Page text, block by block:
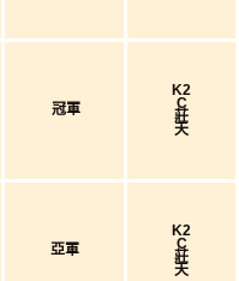
冠軍
K2
C
莊
天
亞軍
K2
C
莊
天